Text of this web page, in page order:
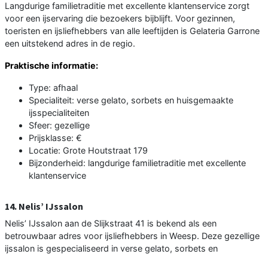
Langdurige familietraditie met excellente klantenservice zorgt
voor een ijservaring die bezoekers bijblijft. Voor gezinnen,
toeristen en ijsliefhebbers van alle leeftijden is Gelateria Garrone
een uitstekend adres in de regio.
Praktische informatie:
Type: afhaal
Specialiteit: verse gelato, sorbets en huisgemaakte
ijsspecialiteiten
Sfeer: gezellige
Prijsklasse: €
Locatie: Grote Houtstraat 179
Bijzonderheid: langdurige familietraditie met excellente
klantenservice
14. Nelis’ IJssalon
Nelis’ IJssalon aan de Slijkstraat 41 is bekend als een
betrouwbaar adres voor ijsliefhebbers in Weesp. Deze gezellige
ijssalon is gespecialiseerd in verse gelato, sorbets en